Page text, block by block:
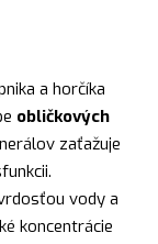
a horčíka
obličkových
zaťažuje
vody a
koncentrácie